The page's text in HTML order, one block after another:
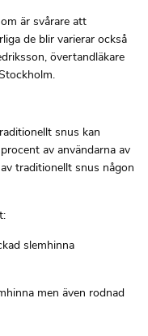
är svårare att
de blir varierar också
övertandläkare
snus kan
av användarna av
traditionellt snus någon
slemhinna
men även rodnad